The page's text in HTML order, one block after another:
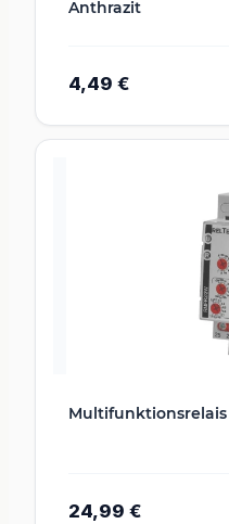
Anthrazit
4,49 €
Multifunktionsrelais
24,99 €